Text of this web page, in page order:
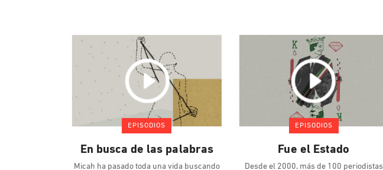
EPISODIOS
En busca de las palabras
Micah ha pasado toda una vida buscando
EPISODIOS
Fue el Estado
Desde el 2000, más de 100 periodistas